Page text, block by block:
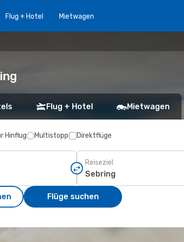
Flug + Hotel Mietwagen
Flug + Hotel Mietwagen
Hinflug Multistopp Direktflüge
Reiseziel
Flüge suchen